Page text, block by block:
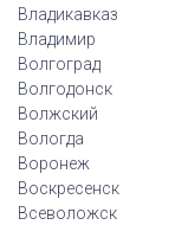
Владикавказ
Владимир
Волгоград
Волгодонск
Волжский
Вологда
Воронеж
Воскресенск
Всеволожск